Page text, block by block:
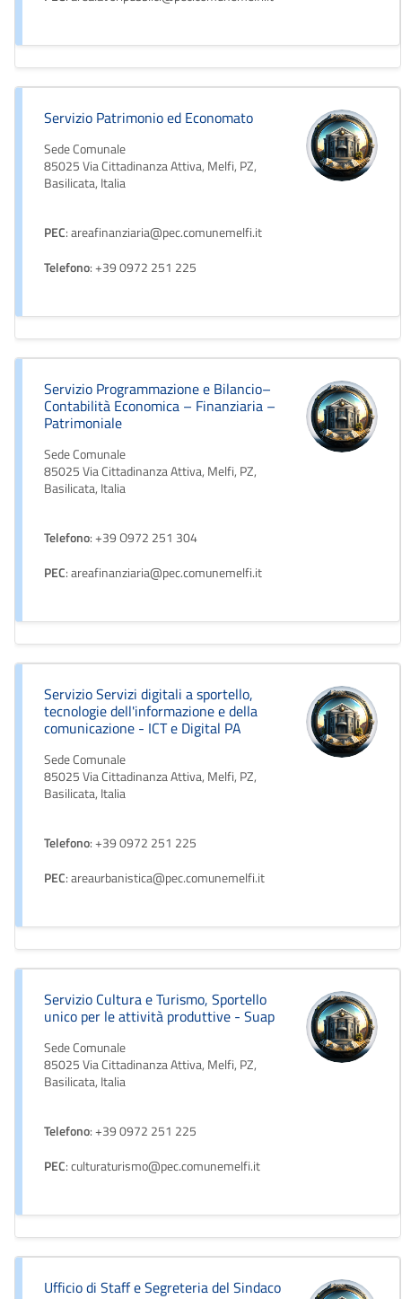
Servizio Patrimonio ed Economato
Sede Comunale
85025 Via Cittadinanza Attiva, Melfi, PZ,
Basilicata, Italia
PEC: areafinanziaria@pec.comunemelfi.it
Telefono: +39 0972 251 225
Servizio Programmazione e Bilancio–
Contabilità Economica – Finanziaria –
Patrimoniale
Sede Comunale
85025 Via Cittadinanza Attiva, Melfi, PZ,
Basilicata, Italia
Telefono: +39 O972 251 304
PEC: areafinanziaria@pec.comunemelfi.it
Servizio Servizi digitali a sportello,
tecnologie dell'informazione e della
comunicazione - ICT e Digital PA
Sede Comunale
85025 Via Cittadinanza Attiva, Melfi, PZ,
Basilicata, Italia
Telefono: +39 0972 251 225
PEC: areaurbanistica@pec.comunemelfi.it
Servizio Cultura e Turismo, Sportello
unico per le attività produttive - Suap
Sede Comunale
85025 Via Cittadinanza Attiva, Melfi, PZ,
Basilicata, Italia
Telefono: +39 0972 251 225
PEC: culturaturismo@pec.comunemelfi.it
Ufficio di Staff e Segreteria del Sindaco